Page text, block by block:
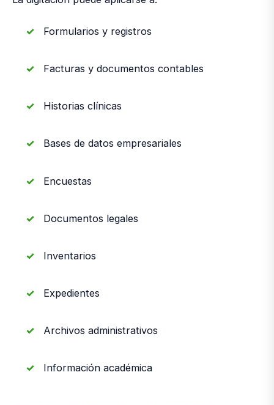
Formularios y registros
Facturas y documentos contables
Historias clínicas
Bases de datos empresariales
Encuestas
Documentos legales
Inventarios
Expedientes
Archivos administrativos
Información académica